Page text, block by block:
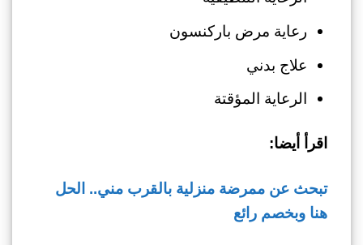
رعاية مرض باركنسون
علاج بدني
الرعاية المؤقتة
اقرأ أيضا:
تبحث عن ممرضة منزلية بالقرب مني.. الحل
هنا وبخصم رائع